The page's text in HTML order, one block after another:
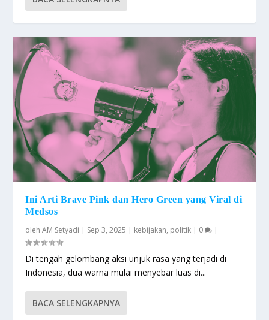
Ini Arti Brave Pink dan Hero Green yang Viral di
Medsos
olehAM Setyadi Sep 3, 2025 kebijakan, politik 0
Di tengah gelombang aksi unjuk rasa yang terjadi di
Indonesia, dua warna mulai menyebar luas di...
BACA SELENGKAPNYA